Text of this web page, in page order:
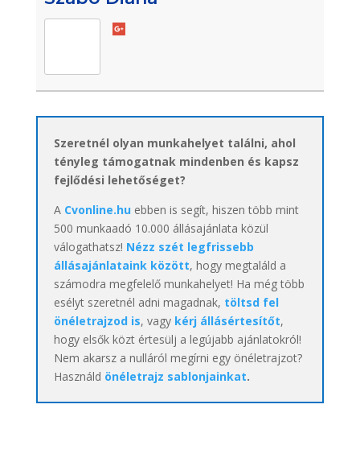
Szeretnél olyan munkahelyet találni, ahol
tényleg támogatnak mindenben és kapsz
fejlődési lehetőséget?
A Cvonline.huebben is segít, hiszen több mint
500 munkaadó 10.000 állásajánlata közül
válogathatsz! Nézz szét legfrissebb
állásajánlataink között, hogy megtaláld a
számodra megfelelő munkahelyet! Ha még több
esélyt szeretnél adni magadnak, töltsd fel
önéletrajzod is, vagy kérj állásértesítőt,
hogy elsők közt értesülj a legújabb ajánlatokról!
Nem akarsz a nulláról megírni egy önéletrajzot?
Használd önéletrajz sablonjainkat.